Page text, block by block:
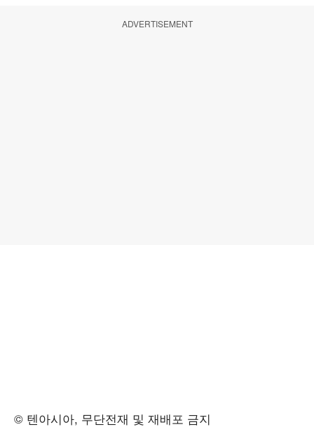
ADVERTISEMENT
© 텐아시아, 무단전재 및 재배포 금지